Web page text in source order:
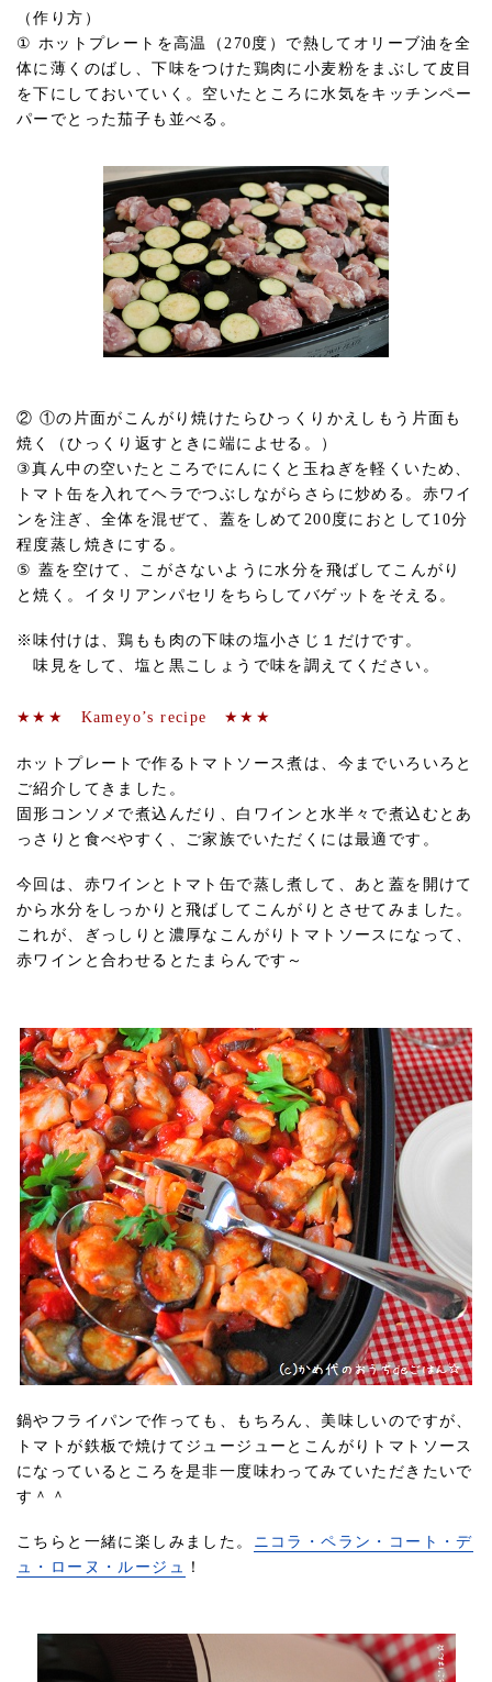
（作り方）
① ホットプレートを高温（270度）で熱してオリーブ油を全
体に薄くのばし、下味をつけた鶏肉に小麦粉をまぶして皮目
を下にしておいていく。空いたところに水気をキッチンペー
パーでとった茄子も並べる。
② ①の片面がこんがり焼けたらひっくりかえしもう片面も
焼く（ひっくり返すときに端によせる。）
③真ん中の空いたところでにんにくと玉ねぎを軽くいため、
トマト缶を入れてヘラでつぶしながらさらに炒める。赤ワイ
ンを注ぎ、全体を混ぜて、蓋をしめて200度におとして10分
程度蒸し焼きにする。
⑤ 蓋を空けて、こがさないように水分を飛ばしてこんがり
と焼く。イタリアンパセリをちらしてバゲットをそえる。
※味付けは、鶏もも肉の下味の塩小さじ１だけです。
味見をして、塩と黒こしょうで味を調えてください。
★★★ Kameyo’s recipe ★★★
ホットプレートで作るトマトソース煮は、今までいろいろと
ご紹介してきました。
固形コンソメで煮込んだり、白ワインと水半々で煮込むとあ
っさりと食べやすく、ご家族でいただくには最適です。
今回は、赤ワインとトマト缶で蒸し煮して、あと蓋を開けて
から水分をしっかりと飛ばしてこんがりとさせてみました。
これが、ぎっしりと濃厚なこんがりトマトソースになって、
赤ワインと合わせるとたまらんです～
鍋やフライパンで作っても、もちろん、美味しいのですが、
トマトが鉄板で焼けてジュージューとこんがりトマトソース
になっているところを是非一度味わってみていただきたいで
す＾＾
こちらと一緒に楽しみました。 ニコラ・ペラン・コート・デ
ュ・ローヌ・ルージュ
！